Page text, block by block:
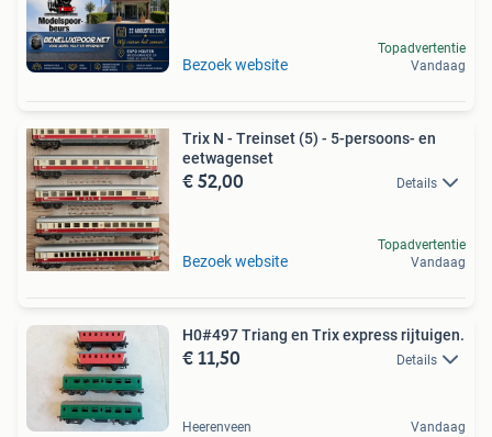
Bezoek website
Topadvertentie
Vandaag
Trix N - Treinset (5) - 5-persoons- en
eetwagenset
€ 52,00 Details
Bezoek website
Topadvertentie
Vandaag
H0#497 Triang en Trix express rijtuigen.
€ 11,50 Details
Heerenveen Vandaag